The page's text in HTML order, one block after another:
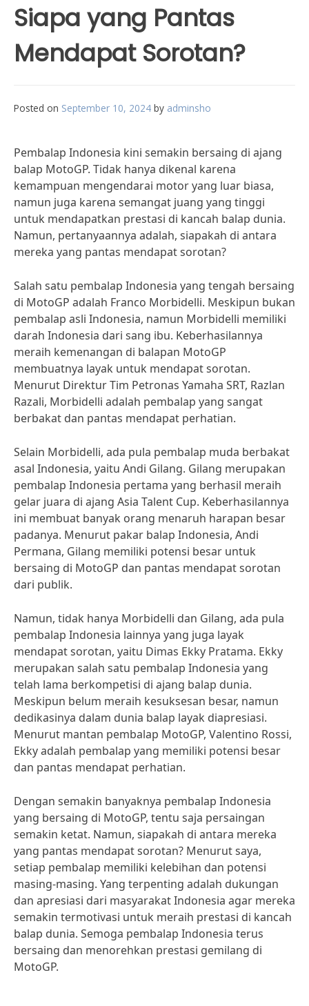
Siapa yang Pantas
Mendapat Sorotan?
Posted on September 10, 2024 by adminsho
Pembalap Indonesia kini semakin bersaing di ajang
balap MotoGP. Tidak hanya dikenal karena
kemampuan mengendarai motor yang luar biasa,
namun juga karena semangat juang yang tinggi
untuk mendapatkan prestasi di kancah balap dunia.
Namun, pertanyaannya adalah, siapakah di antara
mereka yang pantas mendapat sorotan?
Salah satu pembalap Indonesia yang tengah bersaing
di MotoGP adalah Franco Morbidelli. Meskipun bukan
pembalap asli Indonesia, namun Morbidelli memiliki
darah Indonesia dari sang ibu. Keberhasilannya
meraih kemenangan di balapan MotoGP
membuatnya layak untuk mendapat sorotan.
Menurut Direktur Tim Petronas Yamaha SRT, Razlan
Razali, Morbidelli adalah pembalap yang sangat
berbakat dan pantas mendapat perhatian.
Selain Morbidelli, ada pula pembalap muda berbakat
asal Indonesia, yaitu Andi Gilang. Gilang merupakan
pembalap Indonesia pertama yang berhasil meraih
gelar juara di ajang Asia Talent Cup. Keberhasilannya
ini membuat banyak orang menaruh harapan besar
padanya. Menurut pakar balap Indonesia, Andi
Permana, Gilang memiliki potensi besar untuk
bersaing di MotoGP dan pantas mendapat sorotan
dari publik.
Namun, tidak hanya Morbidelli dan Gilang, ada pula
pembalap Indonesia lainnya yang juga layak
mendapat sorotan, yaitu Dimas Ekky Pratama. Ekky
merupakan salah satu pembalap Indonesia yang
telah lama berkompetisi di ajang balap dunia.
Meskipun belum meraih kesuksesan besar, namun
dedikasinya dalam dunia balap layak diapresiasi.
Menurut mantan pembalap MotoGP, Valentino Rossi,
Ekky adalah pembalap yang memiliki potensi besar
dan pantas mendapat perhatian.
Dengan semakin banyaknya pembalap Indonesia
yang bersaing di MotoGP, tentu saja persaingan
semakin ketat. Namun, siapakah di antara mereka
yang pantas mendapat sorotan? Menurut saya,
setiap pembalap memiliki kelebihan dan potensi
masing-masing. Yang terpenting adalah dukungan
dan apresiasi dari masyarakat Indonesia agar mereka
semakin termotivasi untuk meraih prestasi di kancah
balap dunia. Semoga pembalap Indonesia terus
bersaing dan menorehkan prestasi gemilang di
MotoGP.